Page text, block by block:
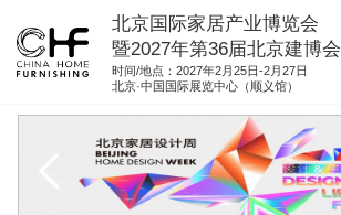
北京国际家居产业博览会
暨2027年第36届北京建博会
时间/地点：2027年2月25日-2月27日
北京·中国国际展览中心（顺义馆）